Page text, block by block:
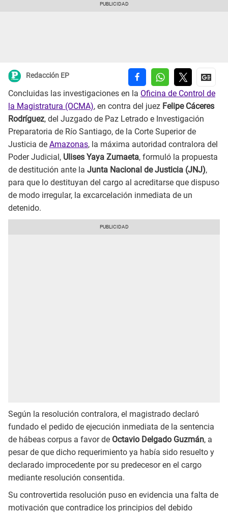
Redacción EP
Concluidas las investigaciones en la Oficina de Control de
la Magistratura (OCMA), en contra del juez Felipe Cáceres
Rodríguez, del Juzgado de Paz Letrado e Investigación
Preparatoria de Río Santiago, de la Corte Superior de
Justicia de Amazonas, la máxima autoridad contralora del
Poder Judicial, Ulises Yaya Zumaeta, formuló la propuesta
de destitución ante la Junta Nacional de Justicia (JNJ),
para que lo destituyan del cargo al acreditarse que dispuso
de modo irregular, la excarcelación inmediata de un
detenido.
Según la resolución contralora, el magistrado declaró
fundado el pedido de ejecución inmediata de la sentencia
de hábeas corpus a favor de Octavio Delgado Guzmán, a
pesar de que dicho requerimiento ya había sido resuelto y
declarado improcedente por su predecesor en el cargo
mediante resolución consentida.
Su controvertida resolución puso en evidencia una falta de
motivación que contradice los principios del debido